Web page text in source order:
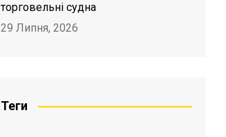
торговельні судна
29 Липня, 2026
Теги